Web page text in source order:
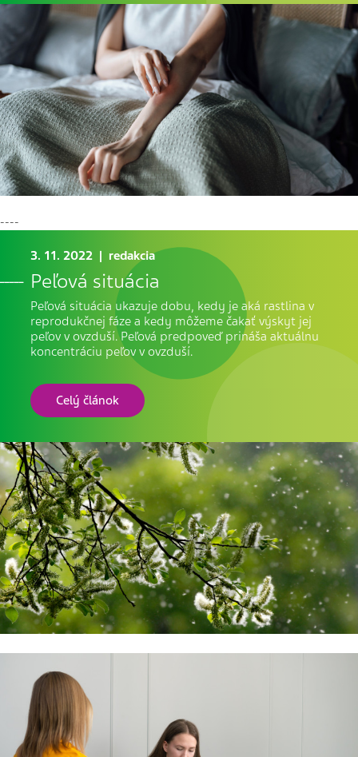
----
3. 11. 2022 | redakcia
Peľová situácia
Peľová situácia ukazuje dobu, kedy je aká rastlina v
reprodukčnej fáze a kedy môžeme čakať výskyt jej
peľov v ovzduší. Peľová predpoveď prináša aktuálnu
koncentráciu peľov v ovzduší.
Celý článok